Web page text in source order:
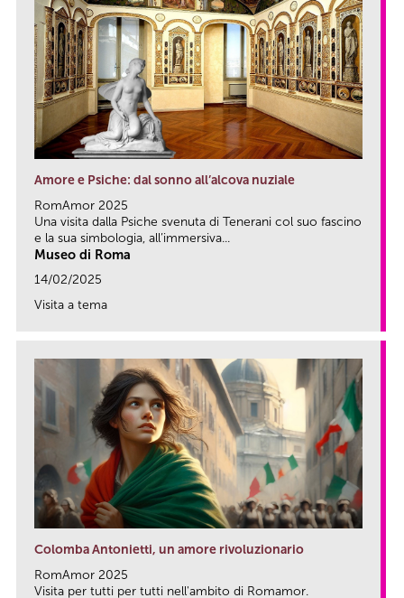
Amore e Psiche: dal sonno all’alcova nuziale
RomAmor 2025
Una visita dalla Psiche svenuta di Tenerani col suo fascino
e la sua simbologia, all’immersiva...
Museo di Roma
14/02/2025
Visita a tema
Colomba Antonietti, un amore rivoluzionario
RomAmor 2025
Visita per tutti per tutti nell'ambito di Romamor.